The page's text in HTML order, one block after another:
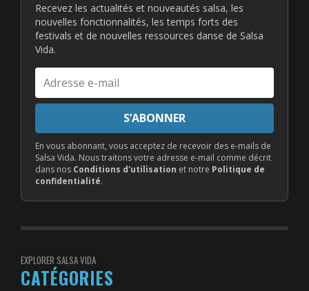
Recevez les actualités et nouveautés salsa, les
nouvelles fonctionnalités, les temps forts des
festivals et de nouvelles ressources danse de Salsa
Vida.
Adresse
e-
mail
S’ABONNER
En vous abonnant, vous acceptez de recevoir des e-mails de
Salsa Vida. Nous traitons votre adresse e-mail comme décrit
dans nos Conditions d'utilisation et notre Politique de
confidentialité.
EXPLORER SALSA VIDA
CATÉGORIES